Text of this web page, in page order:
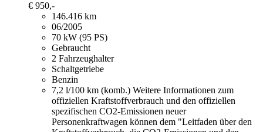
€ 950,-
146.416 km
06/2005
70 kW (95 PS)
Gebraucht
2 Fahrzeughalter
Schaltgetriebe
Benzin
7,2 l/100 km (komb.) Weitere Informationen zum
offiziellen Kraftstoffverbrauch und den offiziellen
spezifischen CO2-Emissionen neuer
Personenkraftwagen können dem "Leitfaden über den